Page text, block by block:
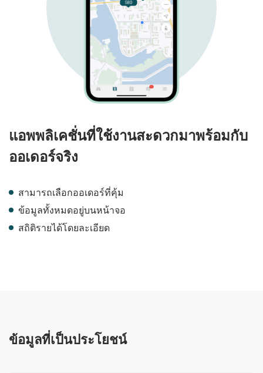
แอพพลิเคชั่นที่ใช้งานสะดวกมาพร้อมกับ
ออเดอร์จริง
สามารถเลือกออเดอร์ที่คุ้ม
ข้อมูลทั้งหมดอยู่บนหน้าจอ
สถิติรายได้โดยละเอียด
ข้อมูลที่เป็นประโยชน์